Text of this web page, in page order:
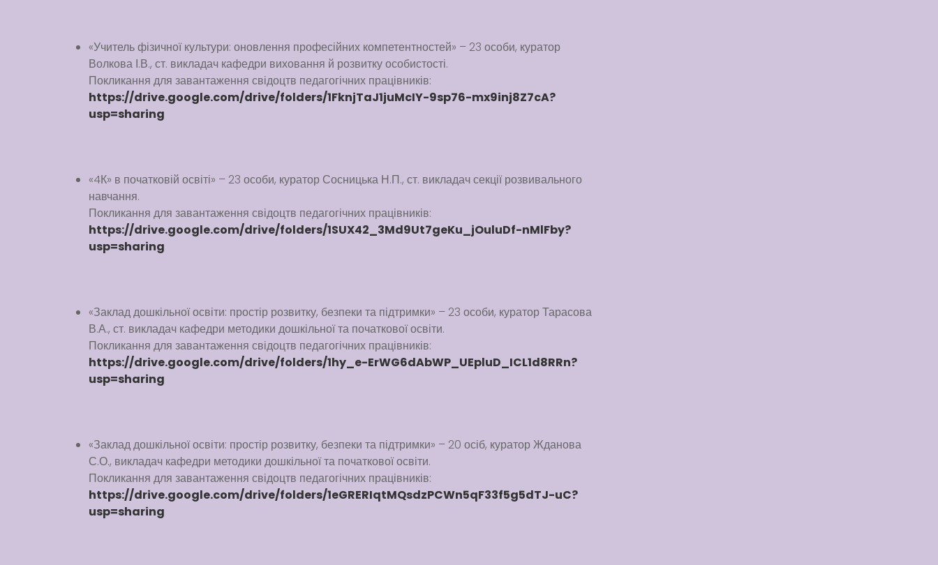
«Учитель фізичної культури: оновлення професійних компетентностей» – 23 особи, куратор
Волкова І.В., ст. викладач кафедри виховання й розвитку особистості.
Покликання для завантаження свідоцтв педагогічних працівників:
https://drive.google.com/drive/folders/1FknjTaJ1juMcIY-9sp76-mx9inj8Z7cA?
usp=sharing
«4К» в початковій освіті» – 23 особи, куратор Сосницька Н.П., ст. викладач секції розвивального
навчання.
Покликання для завантаження свідоцтв педагогічних працівників:
https://drive.google.com/drive/folders/1SUX42_3Md9Ut7geKu_jOuluDf-nMlFby?
usp=sharing
«Заклад дошкільної освіти: простір розвитку, безпеки та підтримки» – 23 особи, куратор Тарасова
В.А., ст. викладач кафедри методики дошкільної та початкової освіти.
Покликання для завантаження свідоцтв педагогічних працівників:
https://drive.google.com/drive/folders/1hy_e-ErWG6dAbWP_UEpluD_ICL1d8RRn?
usp=sharing
«Заклад дошкільної освіти: простір розвитку, безпеки та підтримки» – 20 осіб, куратор Жданова
С.О., викладач кафедри методики дошкільної та початкової освіти.
Покликання для завантаження свідоцтв педагогічних працівників:
https://drive.google.com/drive/folders/1eGRERIqtMQsdzPCWn5qF33f5g5dTJ-uC?
usp=sharing